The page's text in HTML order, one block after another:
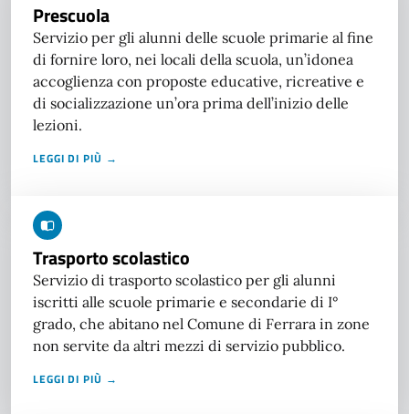
Prescuola
Servizio per gli alunni delle scuole primarie al fine
di fornire loro, nei locali della scuola, un’idonea
accoglienza con proposte educative, ricreative e
di socializzazione un’ora prima dell’inizio delle
lezioni.
LEGGI DI PIÙ →
Trasporto scolastico
Servizio di trasporto scolastico per gli alunni
iscritti alle scuole primarie e secondarie di I°
grado, che abitano nel Comune di Ferrara in zone
non servite da altri mezzi di servizio pubblico.
LEGGI DI PIÙ →